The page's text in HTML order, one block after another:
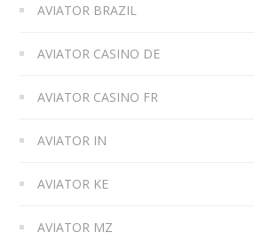
AVIATOR BRAZIL
AVIATOR CASINO DE
AVIATOR CASINO FR
AVIATOR IN
AVIATOR KE
AVIATOR MZ